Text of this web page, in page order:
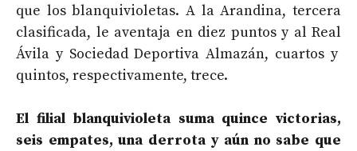
que los blanquivioletas. A la Arandina, tercera
clasificada, le aventaja en diez puntos y al Real
Ávila y Sociedad Deportiva Almazán, cuartos y
quintos, respectivamente, trece.
El filial blanquivioleta suma quince victorias,
seis empates, una derrota y aún no sabe que